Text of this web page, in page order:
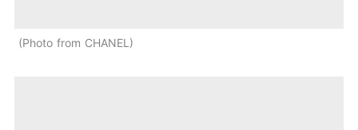
Photo from CHANEL